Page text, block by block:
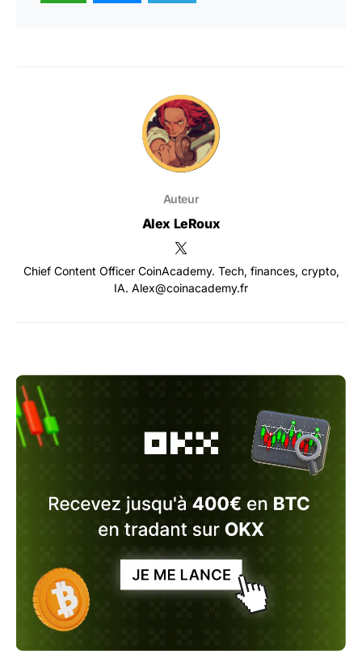
Auteur
Alex LeRoux
Chief Content Officer CoinAcademy. Tech, finances, crypto,
IA. Alex@coinacademy.fr